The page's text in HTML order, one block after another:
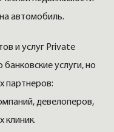
автомобиль.
и услуг Private
услуги, но
партнеров:
девелоперов,
клиник.